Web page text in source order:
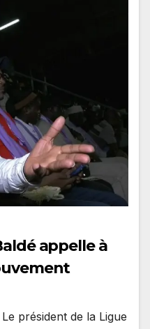
appelle à
président de la Ligue